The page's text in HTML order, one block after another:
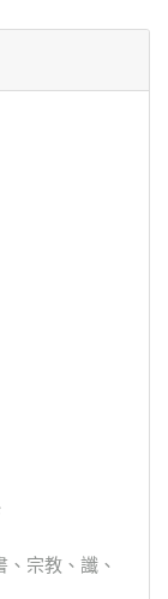
宗教、讖、